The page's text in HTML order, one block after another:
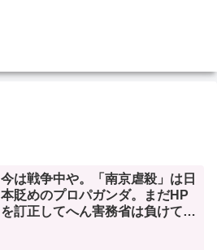
今は戦争中や。「南京虐殺」は日
本貶めのプロパガンダ。まだHP
を訂正してへん害務省は負けて